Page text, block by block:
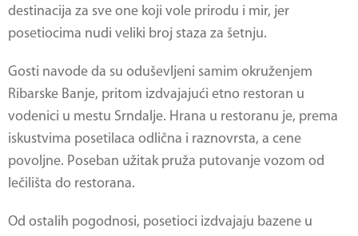
destinacija za sve one koji vole prirodu i mir, jer
posetiocima nudi veliki broj staza za šetnju.
Gosti navode da su oduševljeni samim okruženjem
Ribarske Banje, pritom izdvajajući etno restoran u
vodenici u mestu Srndalje. Hrana u restoranu je, prema
iskustvima posetilaca odlična i raznovrsta, a cene
povoljne. Poseban užitak pruža putovanje vozom od
lečilišta do restorana.
Od ostalih pogodnosi, posetioci izdvajaju bazene u